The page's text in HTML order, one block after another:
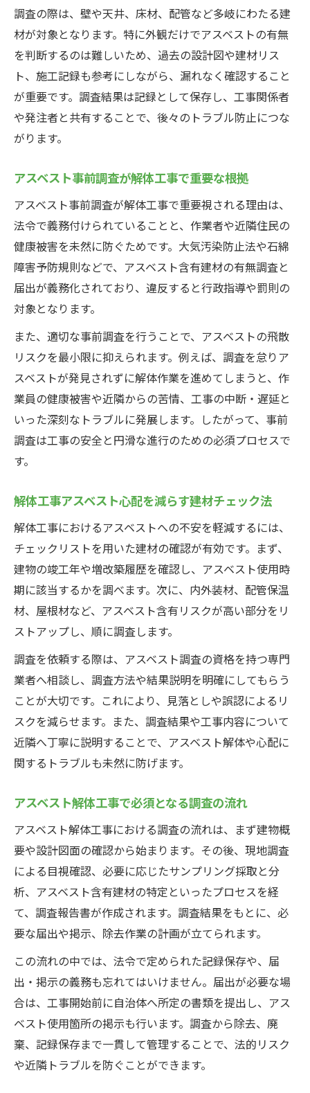
調査の際は、壁や天井、床材、配管など多岐にわたる建
材が対象となります。特に外観だけでアスベストの有無
を判断するのは難しいため、過去の設計図や建材リス
ト、施工記録も参考にしながら、漏れなく確認すること
が重要です。調査結果は記録として保存し、工事関係者
や発注者と共有することで、後々のトラブル防止につな
がります。
アスベスト事前調査が解体工事で重要な根拠
アスベスト事前調査が解体工事で重要視される理由は、
法令で義務付けられていることと、作業者や近隣住民の
健康被害を未然に防ぐためです。大気汚染防止法や石綿
障害予防規則などで、アスベスト含有建材の有無調査と
届出が義務化されており、違反すると行政指導や罰則の
対象となります。
また、適切な事前調査を行うことで、アスベストの飛散
リスクを最小限に抑えられます。例えば、調査を怠りア
スベストが発見されずに解体作業を進めてしまうと、作
業員の健康被害や近隣からの苦情、工事の中断・遅延と
いった深刻なトラブルに発展します。したがって、事前
調査は工事の安全と円滑な進行のための必須プロセスで
す。
解体工事アスベスト心配を減らす建材チェック法
解体工事におけるアスベストへの不安を軽減するには、
チェックリストを用いた建材の確認が有効です。まず、
建物の竣工年や増改築履歴を確認し、アスベスト使用時
期に該当するかを調べます。次に、内外装材、配管保温
材、屋根材など、アスベスト含有リスクが高い部分をリ
ストアップし、順に調査します。
調査を依頼する際は、アスベスト調査の資格を持つ専門
業者へ相談し、調査方法や結果説明を明確にしてもらう
ことが大切です。これにより、見落としや誤認によるリ
スクを減らせます。また、調査結果や工事内容について
近隣へ丁寧に説明することで、アスベスト解体や心配に
関するトラブルも未然に防げます。
アスベスト解体工事で必須となる調査の流れ
アスベスト解体工事における調査の流れは、まず建物概
要や設計図面の確認から始まります。その後、現地調査
による目視確認、必要に応じたサンプリング採取と分
析、アスベスト含有建材の特定といったプロセスを経
て、調査報告書が作成されます。調査結果をもとに、必
要な届出や掲示、除去作業の計画が立てられます。
この流れの中では、法令で定められた記録保存や、届
出・掲示の義務も忘れてはいけません。届出が必要な場
合は、工事開始前に自治体へ所定の書類を提出し、アス
ベスト使用箇所の掲示も行います。調査から除去、廃
棄、記録保存まで一貫して管理することで、法的リスク
や近隣トラブルを防ぐことができます。